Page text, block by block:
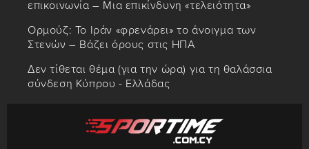
επικοινωνία – Μια επικίνδυνη «τελειότητα»
Ορμούζ: Το Ιράν «φρενάρει» το άνοιγμα των
Στενών – Βάζει όρους στις ΗΠΑ
Δεν τίθεται θέμα (για την ώρα) για τη θαλάσσια
σύνδεση Κύπρου - Ελλάδας